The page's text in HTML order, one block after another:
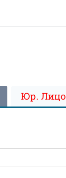
Юр. Лицо